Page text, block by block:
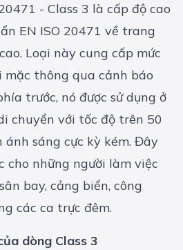
- Class 3 là cấp độ cao
EN ISO 20471 về trang
Loại này cung cấp mức
mặc thông qua cảnh báo
trước, nó được sử dụng ở
chuyển với tốc độ trên 50
ánh sáng cực kỳ kém. Đây
cho những người làm việc
bay, cảng biển, công
các ca trực đêm.
dòng Class 3